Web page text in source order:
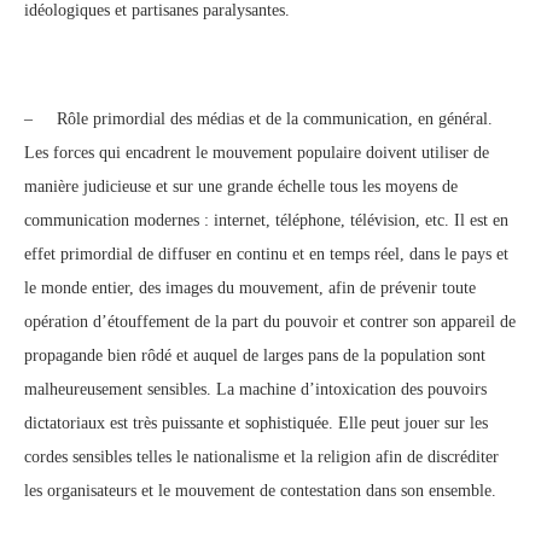
idéologiques et partisanes paralysantes.
– Rôle primordial des médias et de la communication, en général.
Les forces qui encadrent le mouvement populaire doivent utiliser de
manière judicieuse et sur une grande échelle tous les moyens de
communication modernes : internet, téléphone, télévision, etc. Il est en
effet primordial de diffuser en continu et en temps réel, dans le pays et
le monde entier, des images du mouvement, afin de prévenir toute
opération d’étouffement de la part du pouvoir et contrer son appareil de
propagande bien rôdé et auquel de larges pans de la population sont
malheureusement sensibles. La machine d’intoxication des pouvoirs
dictatoriaux est très puissante et sophistiquée. Elle peut jouer sur les
cordes sensibles telles le nationalisme et la religion afin de discréditer
les organisateurs et le mouvement de contestation dans son ensemble.